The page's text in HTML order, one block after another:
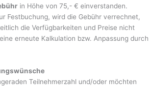
in Höhe von 75,- € einverstanden.
Festbuchung, wird die Gebühr verrechnet,
die Verfügbarkeiten und Preise nicht
erneute Kalkulation bzw. Anpassung durch
Teilnehmerzahl und/oder möchten